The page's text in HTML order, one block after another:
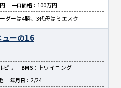
一口価格： 100万円
ダーは4勝、3代母はミエスク
ューの16
ピサ BMS： トワイニング
年月日： 2/24